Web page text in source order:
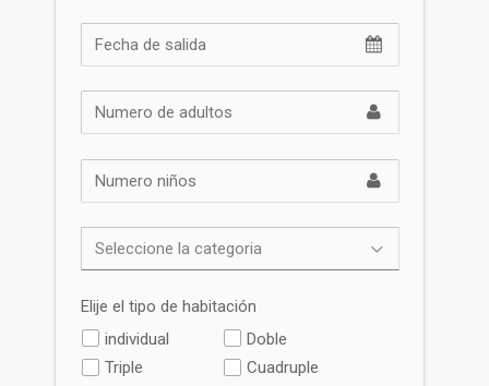
Elije el tipo de habitación
individual
Doble
Triple
Cuadruple